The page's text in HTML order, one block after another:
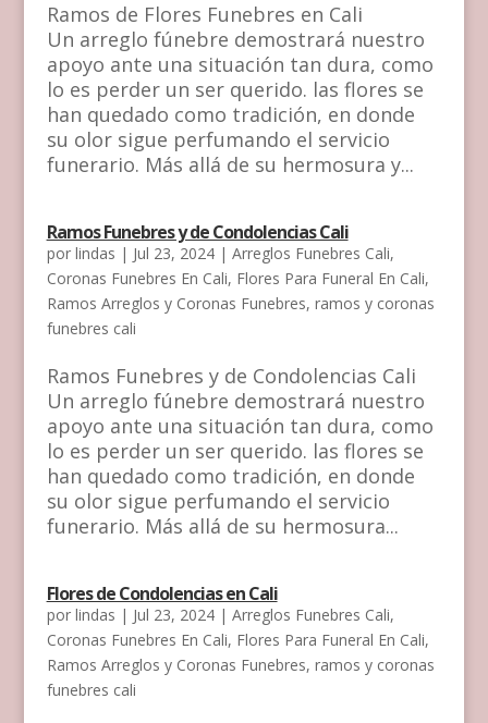
Ramos de Flores Funebres en Cali
Un arreglo fúnebre demostrará nuestro
apoyo ante una situación tan dura, como
lo es perder un ser querido. las flores se
han quedado como tradición, en donde
su olor sigue perfumando el servicio
funerario. Más allá de su hermosura y...
Ramos Funebres y de Condolencias Cali
por lindas | Jul 23, 2024| Arreglos Funebres Cali,
Coronas Funebres En Cali, Flores Para Funeral En Cali,
Ramos Arreglos y Coronas Funebres, ramos y coronas
funebres cali
Ramos Funebres y de Condolencias Cali
Un arreglo fúnebre demostrará nuestro
apoyo ante una situación tan dura, como
lo es perder un ser querido. las flores se
han quedado como tradición, en donde
su olor sigue perfumando el servicio
funerario. Más allá de su hermosura...
Flores de Condolencias en Cali
por lindas | Jul 23, 2024| Arreglos Funebres Cali,
Coronas Funebres En Cali, Flores Para Funeral En Cali,
Ramos Arreglos y Coronas Funebres, ramos y coronas
funebres cali